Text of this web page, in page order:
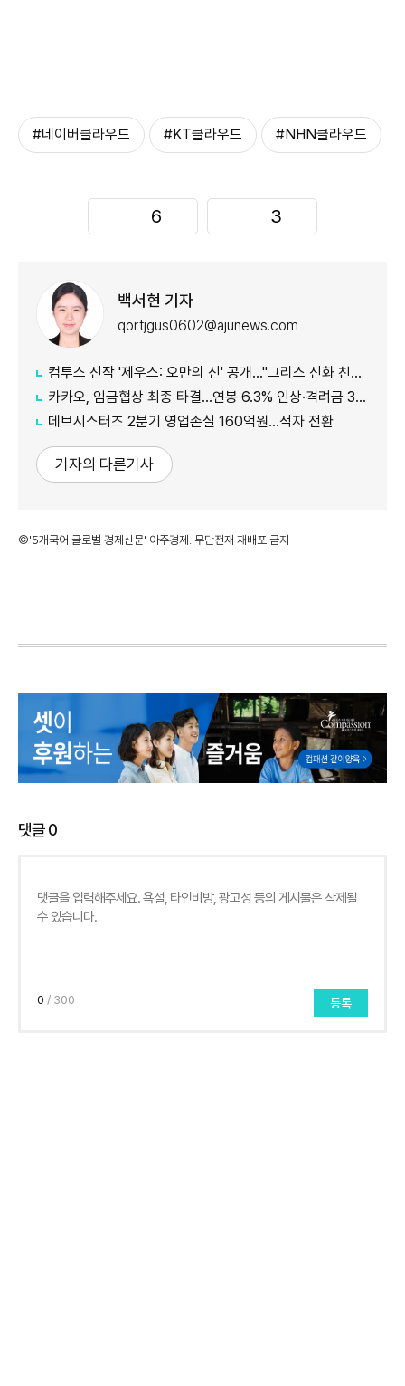
#네이버클라우드 #KT클라우드 #NHN클라우드
6 3
백서현 기자
qortjgus0602@ajunews.com
컴투스 신작 '제우스: 오만의 신' 공개…"그리스 신화 친숙함에 신선함 더했다"
카카오, 임금협상 최종 타결…연봉 6.3% 인상·격려금 300만원
데브시스터즈 2분기 영업손실 160억원…적자 전환
기자의 다른기사
©'5개국어 글로벌 경제신문' 아주경제. 무단전재·재배포 금지
댓글0
0 / 300 등록